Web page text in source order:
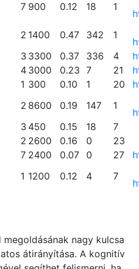
7 900 0.12 18 1
2 1400 0.47 342 1
3 3300 0.37 336 4
4 3000 0.23 7 21
1 300 0.10 1 20
2 8600 0.19 147 1
3 450 0.15 18
7
2 2600 0.16 0
23
7 2400 0.07 0 27
1 1200 0.12 4 7
nagy kulcsa
átirányítása. A kognitív